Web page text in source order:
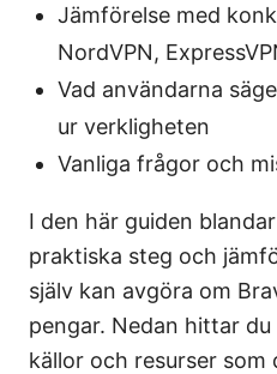
Jämförelse med
NordVPN,
Vad användarna
ur verkligheten
Vanliga frågor och
I den här guiden
praktiska steg och
själv kan avgöra om
pengar. Nedan hittar
källor och resurser som